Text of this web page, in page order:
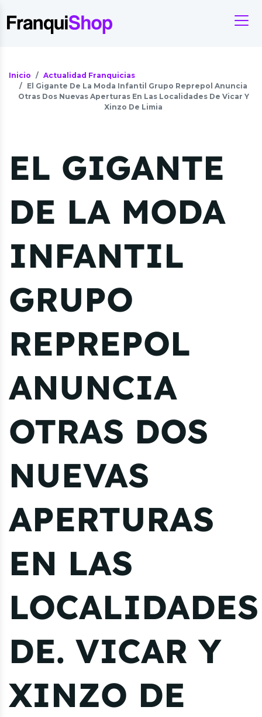
Inicio
Actualidad Franquicias
El Gigante De La Moda Infantil Grupo Reprepol Anuncia
Otras Dos Nuevas Aperturas En Las Localidades De Vicar Y
Xinzo De Limia
EL GIGANTE
DE LA MODA
INFANTIL
GRUPO
REPREPOL
ANUNCIA
OTRAS DOS
NUEVAS
APERTURAS
EN LAS
LOCALIDADES
DE. VICAR Y
XINZO DE